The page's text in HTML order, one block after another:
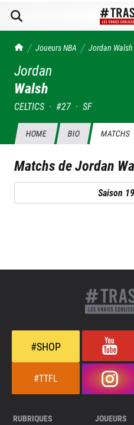
TrashTalk Actu NBA
Joueurs NBA Jordan Walsh
Jordan
Walsh
CELTICS · #27 · SF
HOME BIO MATCHS
Matchs deJordan
Saison
#SHOP
#TTFL
RUBRIQUES
JOUEURS